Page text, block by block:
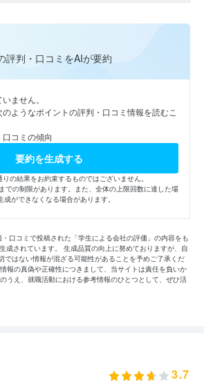
評判・口コミをAIが要約
ません。
ようなポイントの評判・口コミ情報を読むこ
コミの傾向
要約を生成する
の結果をお約束するものではございません。
での制限があります。また、全体の上限回数に達した場
成ができなくなる場合があります。
口コミで投稿された「学生による会社の評価」の内容をも
成されています。 生成品質の向上に努めておりますが、自
ではない情報が混ざる可能性があることを予めご了承くだ
報の真偽や正確性につきまして、当サイトは責任を負いか
うえ、就職活動における参考情報のひとつとして、ぜひ活
3.7